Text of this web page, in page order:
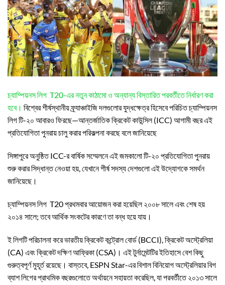
চ্যাম্পিয়নস লিগ T20-এর নতুন কাঠামো ও অন্যান্য বিস্তারিত পরবর্তীতে নির্ধারণ করা
হবে। বিশ্বের শীর্ষস্থানীয় ফ্র্যাঞ্চাইজি দলগুলোর যুদ্ধক্ষেত্র হিসেবে পরিচিত চ্যাম্পিয়নস
লিগ টি-২০ আবারও ফিরছে—আন্তর্জাতিক ক্রিকেট কাউন্সিল (ICC) আগামী বছর এই
প্রতিযোগিতা পুনরায় চালু করার পরিকল্পনা করছে বলে জানিয়েছে
সিঙ্গাপুরে অনুষ্ঠিত ICC-র বার্ষিক সম্মেলনে এই জমকালো টি-২০ প্রতিযোগিতা পুনরায়
শুরু করার সিদ্ধান্ত নেওয়া হয়, যেখানে শীর্ষ সদস্য দেশগুলো এই উদ্যোগকে সমর্থন
জানিয়েছে।
চ্যাম্পিয়নস লিগ T20 প্রথমবার আয়োজন করা হয়েছিল ২০০৮ সালে এবং শেষ হয়
২০১৪ সালে; তবে আর্থিক সংকটের কারণে তা বন্ধ হয়ে যায়।
ই লিগটি পরিচালনা করে ভারতীয় ক্রিকেট কন্ট্রোল বোর্ড (BCCI), ক্রিকেট অস্ট্রেলিয়া
(CA) এবং ক্রিকেট দক্ষিণ আফ্রিকা (CSA)। এই টুর্নামেন্টটির ইতিহাসে বেশ কিছু
গুরুত্বপূর্ণ মুহূর্ত রয়েছে। বাস্তবে, ESPN Star-এর বিশাল বিনিয়োগ অস্ট্রেলিয়ার বিগ
ব্যাশ লিগের প্রাথমিক বছরগুলোতে অর্থায়নে সহায়তা করেছিল, যা পরবর্তীতে ২০১৩ সালে